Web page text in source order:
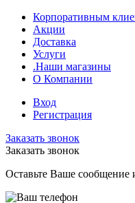
Корпоративным
Акции
Доставка
Услуги
.Наши магазины
О Компании
Вход
Регистрация
Заказать звонок
Заказать звонок
Оставьте Ваше сообщение